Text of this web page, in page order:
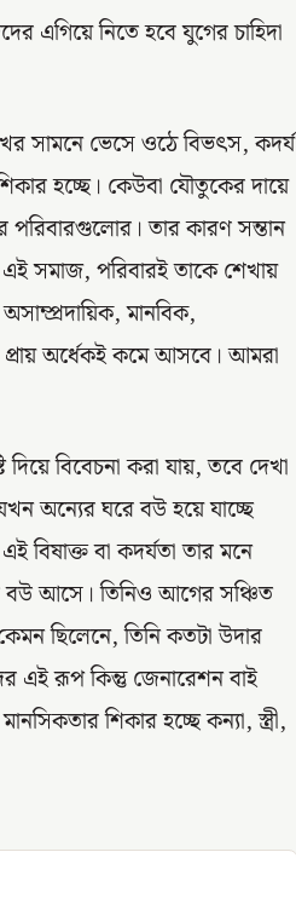
এগিয়ে নিতে হবে যুগের চাহিদা
সামনে ভেসে ওঠে বিভৎস, কদর্য
হচ্ছে। কেউবা যৌতুকের দায়ে
পরিবারগুলোর। তার কারণ সন্তান
সমাজ, পরিবারই তাকে শেখায়
মানবিক,
অর্ধেকই কমে আসবে। আমরা
দিয়ে বিবেচনা করা যায়, তবে দেখা
অন্যের ঘরে বউ হয়ে যাচ্ছে
বিষাক্ত বা কদর্যতা তার মনে
বউ আসে। তিনিও আগের সঞ্চিত
ছিলেনে, তিনি কতটা উদার
এই রূপ কিন্তু জেনারেশন বাই
শিকার হচ্ছে কন্যা, স্ত্রী,